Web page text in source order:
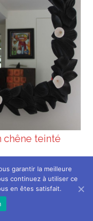
chêne teinté
garantir la meilleure
continuez à utiliser ce
en êtes satisfait.